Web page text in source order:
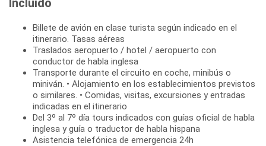
Billete de avión en clase turista según indicado en el
itinerario. Tasas aéreas
Traslados aeropuerto / hotel / aeropuerto con
conductor de habla inglesa
Transporte durante el circuito en coche, minibús o
miniván. • Alojamiento en los establecimientos previstos
o similares. • Comidas, visitas, excursiones y entradas
indicadas en el itinerario
Del 3º al 7º día tours indicados con guías oficial de habla
inglesa y guía o traductor de habla hispana
Asistencia telefónica de emergencia 24h